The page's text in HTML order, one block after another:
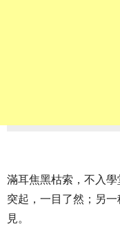
滿耳焦黑枯索，不入
突起，一目了然；另
見。